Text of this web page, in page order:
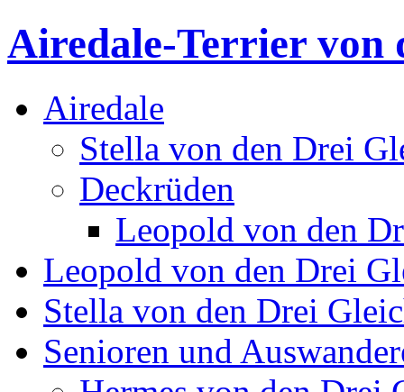
Airedale-Terrier von
Airedale
Stella von den Drei
Deckrüden
Leopold von den
Leopold von den Drei
Stella von den Drei
Senioren und